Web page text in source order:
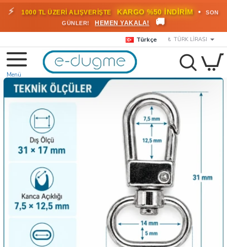
⚡ 1000 TL ÜZERİ ALIŞVERİŞTE KARGO %50 İNDİRİM •
SON
GÜNLER!
HEMEN YAKALA! 🚚
Türkçe ₺ TÜRK LIRASI